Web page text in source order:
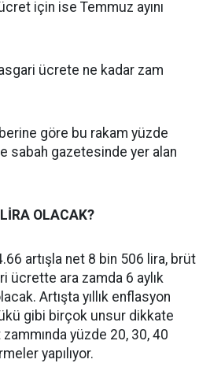
için ise Temmuz ayını
ücrete ne kadar zam
göre bu rakam yüzde
sabah gazetesinde yer alan
OLACAK?
artışla net 8 bin 506 lira, brüt
ücrette ara zamda 6 aylık
Artışta yıllık enflasyon
gibi birçok unsur dikkate
yüzde 20, 30, 40
yapılıyor.